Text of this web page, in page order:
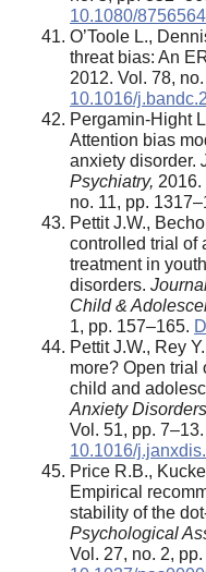
10.1080/
O’Toole L.,
threat bias: An
2012. Vol. 78,
10.1016/
Pergamin-Hight
Attention bias
anxiety disorder.
Psychiatry, 2016.
no. 11, pp.
Pettit J.W.,
controlled trial of
treatment in
disorders.
Child &
1, pp. 157–165.
Pettit J.W., Rey
more? Open trial
child and
Anxiety
Vol. 51, pp. 7–13.
10.1016/
Price R.B.,
Empirical
stability of the
Psychological
Vol. 27, no. 2,